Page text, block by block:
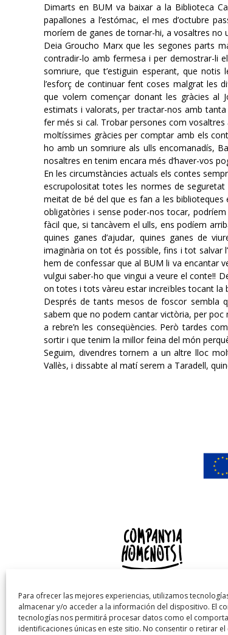
Para ofrecer las mejores experiencias, utilizamos
almacenar y/o acceder a la información del dispositivo. El
tecnologías nos permitirá procesar datos como el
identificaciones únicas en este sitio. No consentir o retirar
Dimarts en BUM va baixar a la Biblioteca
papallones a l’estómac, el mes d’octubre
moríem de ganes de tornar-hi, a vosaltres no
Deia Groucho Marx que les segones parts
contradir-lo amb fermesa i per demostrar-li
somriure, que t’estiguin esperant, que
l’esforç de continuar fent coses malgrat les
que volem començar donant les gràcies al
estimats i valorats, per tractar-nos amb
fer més si cal. Trobar persones com
moltíssimes gràcies per comptar amb els
ho amb un somriure als ulls encomanadís,
nosaltres en tenim encara més d’haver-vos
En les circumstàncies actuals els contes
escrupolositat totes les normes de
meitat de bé del que es fan a les
obligatòries i sense poder-nos tocar,
fàcil que, si tancàvem el ulls, ens podíem
quines ganes d’ajudar, quines ganes de
imaginària on tot és possible, fins i tot salvar
hem de confessar que al BUM li va encantar
vulgui saber-ho que vingui a veure el conte!!
on totes i tots vàreu estar increïbles tocant la
Després de tants mesos de foscor sembla
sabem que no podem cantar victòria, per
a rebre’n les conseqüències. Però tardes
sortir i que tenim la millor feina del món
Seguim, divendres tornem a un altre lloc
Vallès, i dissabte al matí serem a Taradell,
info@companyiahomenots.com